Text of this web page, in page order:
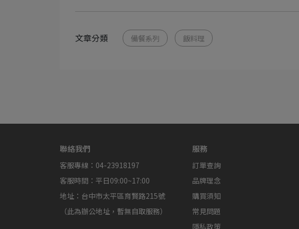
文章分類 備餐系列 飯料理
聯絡我們
客服專線：04-23918197
客服時間：平日09:00~17:00
地址：台中市太平區育賢路215號
（此為辦公地址，暫無自取服務）
服務
訂單查詢
品牌理念
購買須知
常見問題
隱私政策